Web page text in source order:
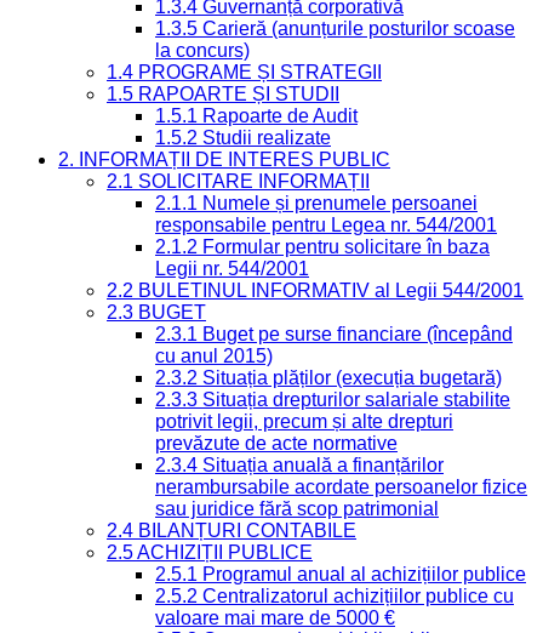
1.3.4 Guvernanță corporativă
1.3.5 Carieră (anunțurile posturilor scoase
la concurs)
1.4 PROGRAME ȘI STRATEGII
1.5 RAPOARTE ȘI STUDII
1.5.1 Rapoarte de Audit
1.5.2 Studii realizate
2. INFORMAȚII DE INTERES PUBLIC
2.1 SOLICITARE INFORMAȚII
2.1.1 Numele și prenumele persoanei
responsabile pentru Legea nr. 544/2001
2.1.2 Formular pentru solicitare în baza
Legii nr. 544/2001
2.2 BULETINUL INFORMATIV al Legii 544/2001
2.3 BUGET
2.3.1 Buget pe surse financiare (începând
cu anul 2015)
2.3.2 Situația plăților (execuția bugetară)
2.3.3 Situația drepturilor salariale stabilite
potrivit legii, precum și alte drepturi
prevăzute de acte normative
2.3.4 Situația anuală a finanțărilor
nerambursabile acordate persoanelor fizice
sau juridice fără scop patrimonial
2.4 BILANȚURI CONTABILE
2.5 ACHIZIȚII PUBLICE
2.5.1 Programul anual al achizițiilor publice
2.5.2 Centralizatorul achizițiilor publice cu
valoare mai mare de 5000 €